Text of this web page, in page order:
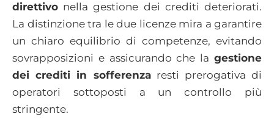
direttivo nella gestione dei crediti deteriorati.
La distinzione tra le due licenze mira a garantire
un chiaro equilibrio di competenze, evitando
sovrapposizioni e assicurando che la gestione
dei crediti in sofferenzaresti prerogativa di
operatori sottoposti a un controllo più
stringente.